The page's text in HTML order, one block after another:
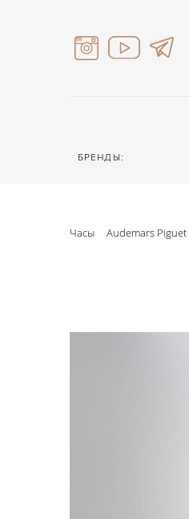
БРЕНДЫ:
Часы Audemars Piguet